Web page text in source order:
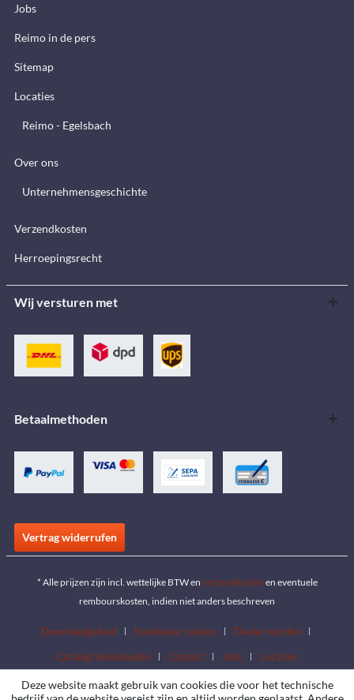
Jobs
Reimo in de pers
Sitemap
Locaties
Reimo - Egelsbach
Over ons
Unternehmensgeschichte
Verzendkosten
Herroepingsrecht
Wij versturen met
Betaalmethoden
Vertrag widerrufen
* Alle prijzen zijn incl. wettelijke BTW en verzendkosten en eventuele
rembourskosten, indien niet anders beschreven
Downloadgebied Handelaar zoeken
Dealer worden
Catalogi downloaden
Contact Jobs Locaties
Deze website maakt gebruik van cookies die voor het technische